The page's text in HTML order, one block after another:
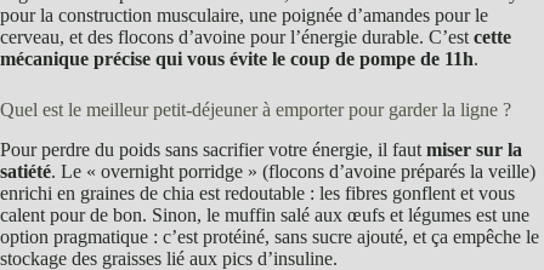
pour la construction musculaire, une poignée d’amandes pour le
cerveau, et des flocons d’avoine pour l’énergie durable. C’est cette
mécanique précise qui vous évite le coup de pompe de 11h.
Quel est le meilleur petit-déjeuner à emporter pour garder la ligne ?
Pour perdre du poids sans sacrifier votre énergie, il faut miser sur la
satiété. Le « overnight porridge » (flocons d’avoine préparés la veille)
enrichi en graines de chia est redoutable : les fibres gonflent et vous
calent pour de bon. Sinon, le muffin salé aux œufs et légumes est une
option pragmatique : c’est protéiné, sans sucre ajouté, et ça empêche le
stockage des graisses lié aux pics d’insuline.